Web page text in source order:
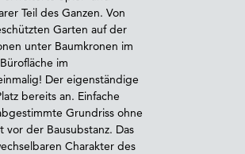
Teil des Ganzen. Von
Garten auf der
unter Baumkronen im
im
Der eigenständige
bereits an. Einfache
Grundriss ohne
vor der Bausubstanz. Das
Charakter des